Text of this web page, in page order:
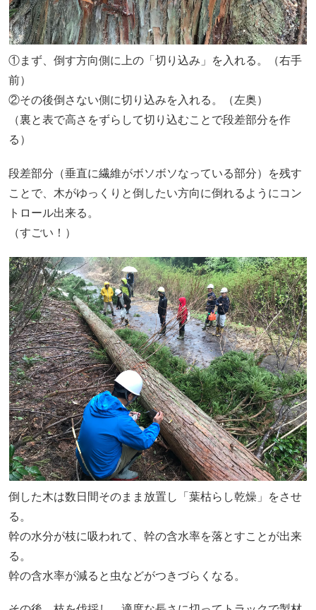
①まず、倒す方向側に上の「切り込み」を入れる。（右手
前）
②その後倒さない側に切り込みを入れる。（左奥）
（裏と表で高さをずらして切り込むことで段差部分を作
る）
段差部分（垂直に繊維がボソボソなっている部分）を残す
ことで、木がゆっくりと倒したい方向に倒れるようにコン
トロール出来る。
（すごい！）
倒した木は数日間そのまま放置し「葉枯らし乾燥」をさせ
る。
幹の水分が枝に吸われて、幹の含水率を落とすことが出来
る。
幹の含水率が減ると虫などがつきづらくなる。